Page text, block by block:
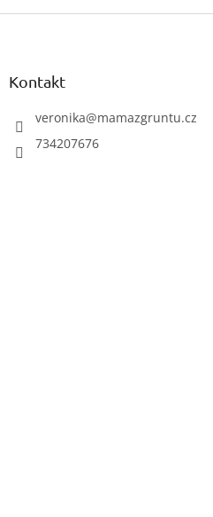
Z
Kontakt
veronika@mamazgruntu.cz
734207676